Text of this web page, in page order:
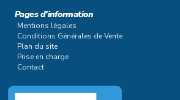
Pages d'information
Mentions légales
Conditions Générales de Vente
Plan du site
Prise en charge
Contact